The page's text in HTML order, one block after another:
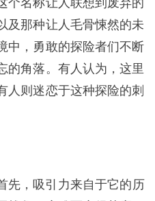
及那种让人毛骨悚然的未
中，勇敢的探险者们不断
的角落。有人认为，这里
人则迷恋于这种探险的刺
先，吸引力来自于它的历